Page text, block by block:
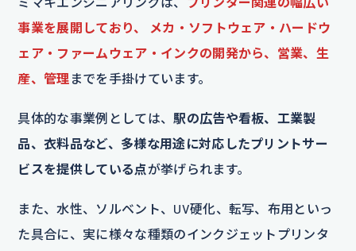
事業を展開しており、 メカ・ソフトウェア・ハードウ
ェア・ファームウェア・インクの開発から、営業、生
産、管理 までを手掛けています。
具体的な事業例としては、駅の広告や看板、工業製
品、衣料品など、多様な用途に対応したプリントサー
ビスを提供している点が挙げられます。
また、水性、ソルベント、UV硬化、転写、布用といっ
た具合に、実に様々な種類のインクジェットプリンタ